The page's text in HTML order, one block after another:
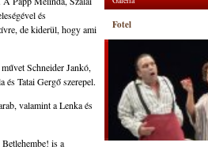
és
de kiderül, hogy ami
Schneider Jankó,
Tatai Gergő szerepel.
valamint a Lenka és
is a
Fotel